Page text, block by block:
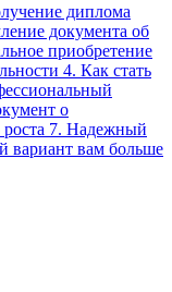
диплома
документа об
приобретение
4. Как стать
о
роста 7. Надежный
вариант вам больше